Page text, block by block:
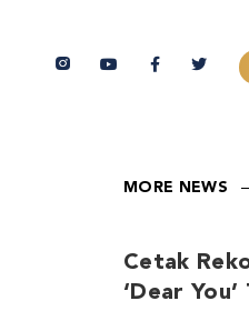
MORE NEWS
Cetak
‘Dear